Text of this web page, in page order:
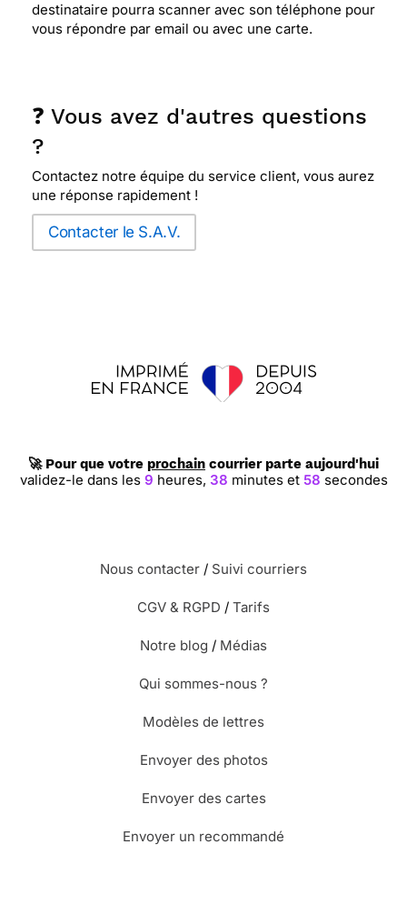
destinataire pourra scanner avec son téléphone pour
vous répondre par email ou avec une carte.
❓ Vous avez d'autres questions
?
Contactez notre équipe du service client, vous aurez
une réponse rapidement !
Contacter le S.A.V.
🚀 Pour que votre prochain courrier parte aujourd'hui
validez-le dans les 9 heures, 38 minutes et 57 secondes
Nous contacter / Suivi courriers
CGV & RGPD / Tarifs
Notre blog / Médias
Qui sommes-nous ?
Modèles de lettres
Envoyer des photos
Envoyer des cartes
Envoyer un recommandé